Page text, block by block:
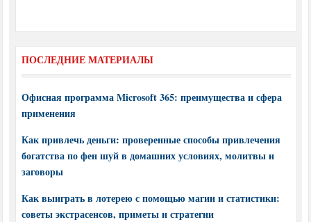
ПОСЛЕДНИЕ МАТЕРИАЛЫ
Офисная программа Microsoft 365: преимущества и сфера
применения
Как привлечь деньги: проверенные способы привлечения
богатства по фен шуй в домашних условиях, молитвы и
заговоры
Как выиграть в лотерею с помощью магии и статистики:
советы экстрасенсов, приметы и стратегии